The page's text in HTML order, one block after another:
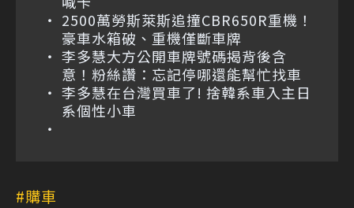
2500萬勞斯萊斯追撞CBR650R重機！
豪車水箱破、重機僅斷車牌
李多慧大方公開車牌號碼揭背後含
意！粉絲讚：忘記停哪還能幫忙找車
李多慧在台灣買車了! 捨韓系車入主日
系個性小車
購車